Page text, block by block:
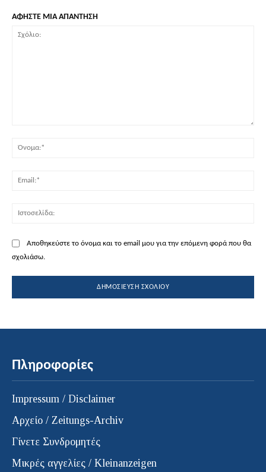
ΑΦΗΣΤΕ ΜΙΑ ΑΠΑΝΤΗΣΗ
Αποθηκεύστε το όνομα και το email μου για την επόμενη φορά που θα
σχολιάσω.
Πληροφορίες
Impressum / Disclaimer
Αρχείο / Zeitungs-Archiv
Γίνετε Συνδρομητές
Μικρές αγγελίες / Kleinanzeigen